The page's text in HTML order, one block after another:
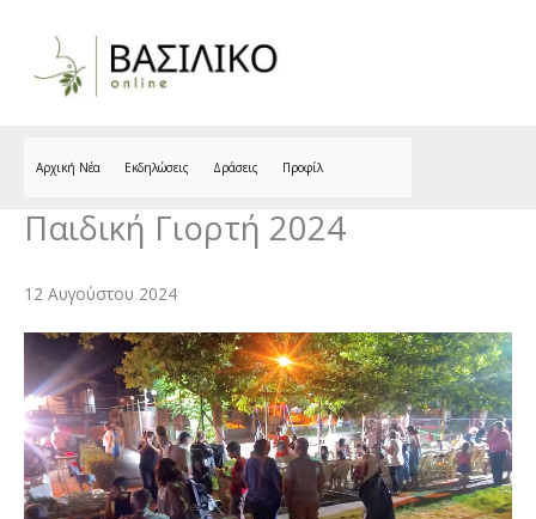
Αρχική Νέα Εκδηλώσεις Δράσεις Προφίλ
Παιδική Γιορτή 2024
12 Αυγούστου 2024